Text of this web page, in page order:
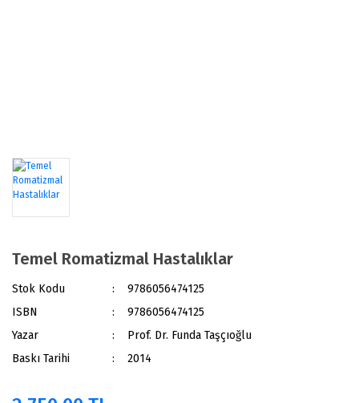
Temel Romatizmal Hastalıklar
Stok Kodu
9786056474125
ISBN
9786056474125
Yazar
Prof. Dr. Funda Taşçıoğlu
Baskı Tarihi
2014